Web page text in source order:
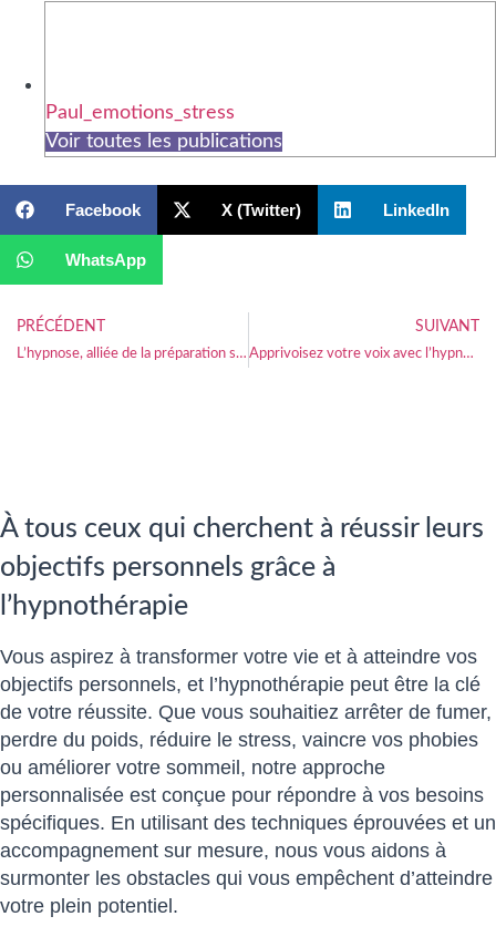
Paul_emotions_stress
Voir toutes les publications
Facebook X (Twitter) LinkedIn
WhatsApp
PRÉCÉDENT
L’hypnose, alliée de la préparation sportive
SUIVANT
Apprivoisez votre voix avec l’hypnose
À tous ceux qui cherchent à réussir leurs
objectifs personnels grâce à
l’hypnothérapie
Vous aspirez à transformer votre vie et à atteindre vos
objectifs personnels, et l’hypnothérapie peut être la clé
de votre réussite. Que vous souhaitiez arrêter de fumer,
perdre du poids, réduire le stress, vaincre vos phobies
ou améliorer votre sommeil, notre approche
personnalisée est conçue pour répondre à vos besoins
spécifiques. En utilisant des techniques éprouvées et un
accompagnement sur mesure, nous vous aidons à
surmonter les obstacles qui vous empêchent d’atteindre
votre plein potentiel.